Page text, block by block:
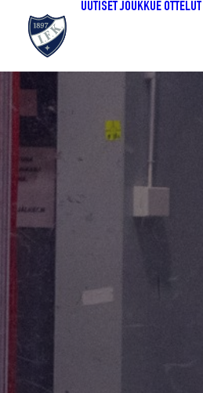
UUTISETJOUKKUE OTTELUT